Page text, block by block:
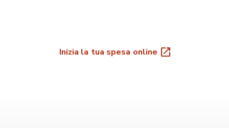
Inizia la tua spesa online